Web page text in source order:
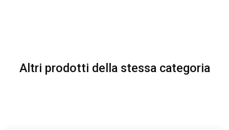
Altri prodotti della stessa categoria